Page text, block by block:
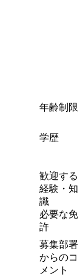
年齢制限
学歴
歓迎する
経験・知
識
必要な免
許
募集部署
からのコ
メント